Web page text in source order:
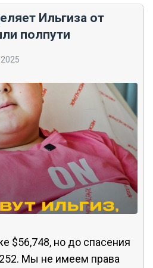
Ильгиза от
полпути
$56,748, но до спасения
Мы не имеем права